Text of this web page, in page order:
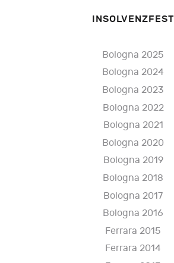
INSOLVENZFEST
Bologna 2025
Bologna 2024
Bologna 2023
Bologna 2022
Bologna 2021
Bologna 2020
Bologna 2019
Bologna 2018
Bologna 2017
Bologna 2016
Ferrara 2015
Ferrara 2014